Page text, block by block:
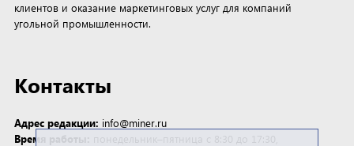
клиентов и оказание маркетинговых услуг для компаний
угольной промышленности.
Контакты
Адрес редакции: info@miner.ru
Время работы: